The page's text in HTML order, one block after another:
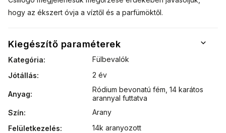
hogy az ékszert óvja a víztől és a parfümöktől.
Kiegészítő paraméterek
Kategória:
Fülbevalók
Jótállás: 2 év
Anyag:
Ródium bevonatú fém 14 karátos
arannyal futtatva
Szín:
Arany
Felületkezelés:
14k aranyozott